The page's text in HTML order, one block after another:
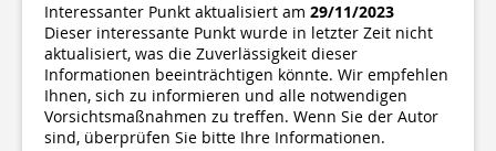
Interessanter Punkt aktualisiert am 29/11/2023
Dieser interessante Punkt wurde in letzter Zeit nicht
aktualisiert, was die Zuverlässigkeit dieser
Informationen beeinträchtigen könnte. Wir empfehlen
Ihnen, sich zu informieren und alle notwendigen
Vorsichtsmaßnahmen zu treffen. Wenn Sie der Autor
sind, überprüfen Sie bitte Ihre Informationen.